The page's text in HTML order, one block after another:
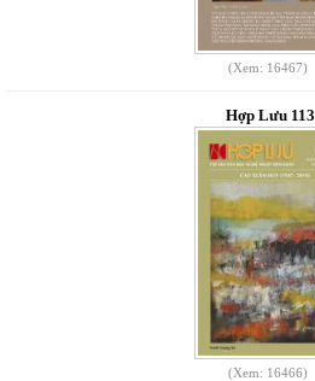
(Xem: 16467)
Hợp Lưu 113
(Xem: 16466)